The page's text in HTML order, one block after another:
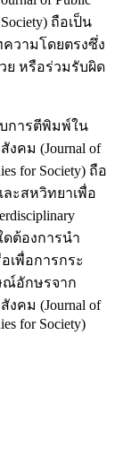
Society) ถือเป็น
วามโดยตรงซึ่ง
ย หรือร่วมรับผิด
การตีพิมพ์ใน
คม (Journal of
for Society) ถือ
ะสหวิทยาเพื่อ
ดต้องการนำ
เพื่อการกระ
ณ์อักษรจาก
คม (Journal of
for Society)